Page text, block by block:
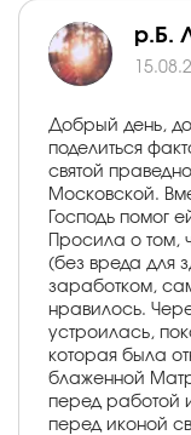
р.Б.
Добрый день,
поделиться
святой
Московской.
Господь помог
Просила о том,
(без вреда для
заработком,
нравилось.
устроилась,
которая была
блаженной
перед работой
перед иконой